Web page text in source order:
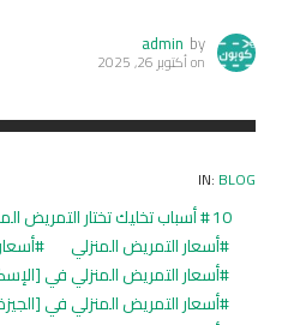
by
admin
onأكتوبر 26, 2025
IN: BLOG
10 أسباب تخليك تختار التمريض المنزلي بدل دار الرعاية
أسعار التمريض المنزلي
أسعار التمريض المنزلي في
أسعار التمريض المنزلي في